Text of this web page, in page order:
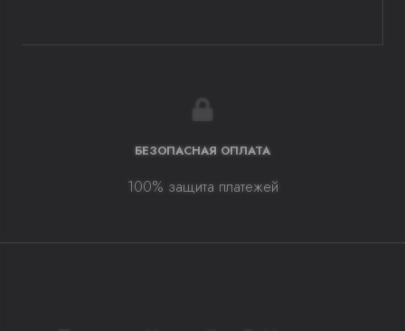
БЕЗОПАСНАЯ ОПЛАТА
100% защита платежей